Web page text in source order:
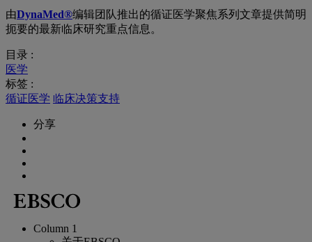
由DynaMed®编辑团队推出的循证医学聚焦系列文章提供简明
扼要的最新临床研究重点信息。
目录 :
医学
标签 :
循证医学 临床决策支持
分享
Column 1